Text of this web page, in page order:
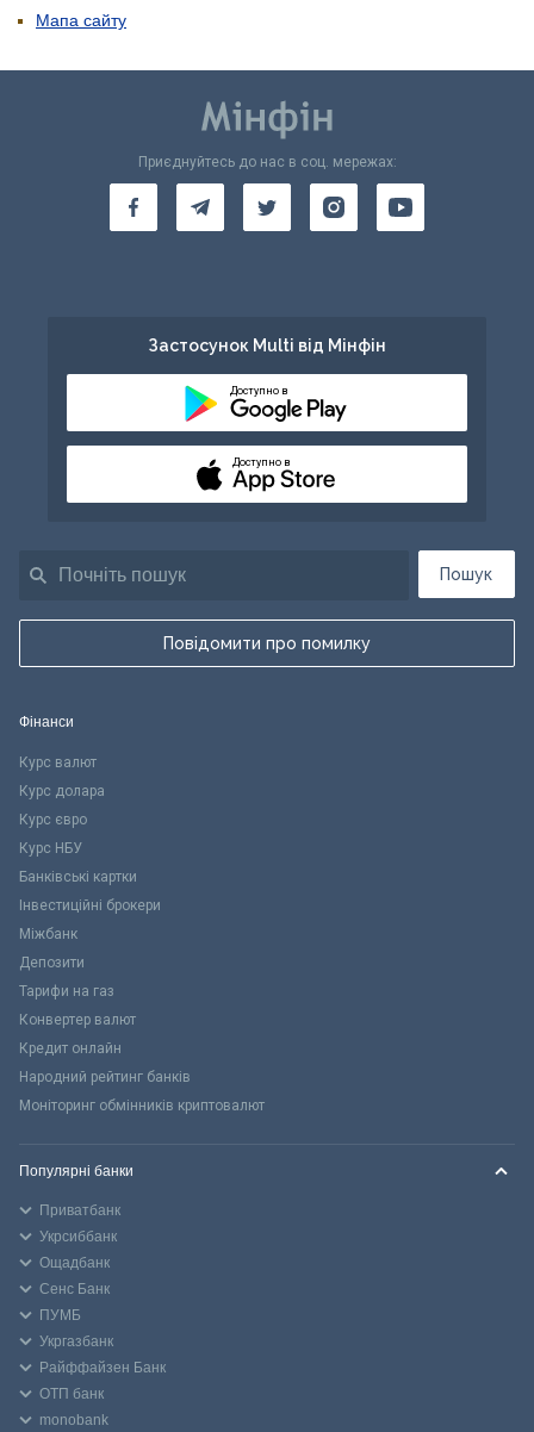
Мапа сайту
Пошук
Повідомити про помилку
Приєднуйтесь до нас в соц. мережах:
Застосунок Multi від Мінфін
Доступно в
Доступно в
Фінанси
Курс валют
Курс долара
Курс євро
Курс НБУ
Банківські картки
Інвестиційні брокери
Міжбанк
Депозити
Тарифи на газ
Конвертер валют
Кредит онлайн
Народний рейтинг банків
Моніторинг обмінників криптовалют
Популярні банки
Приватбанк
Укрсиббанк
Ощадбанк
Сенс Банк
ПУМБ
Укргазбанк
Райффайзен Банк
ОТП банк
monobank